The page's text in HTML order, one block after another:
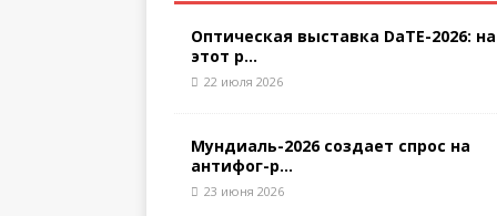
Оптическая выставка DaTE-2026: на
этот р...
22 июля 2026
Мундиаль-2026 создает спрос на
антифог-р...
23 июня 2026